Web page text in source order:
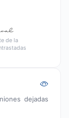
de la
dejadas